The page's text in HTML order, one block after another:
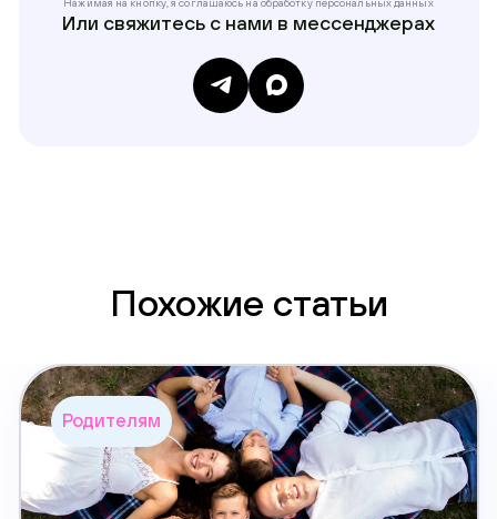
Нажимая на кнопку, я соглашаюсь на обработку персональных данных
Или свяжитесь с нами в мессенджерах
Похожие статьи
Родителям